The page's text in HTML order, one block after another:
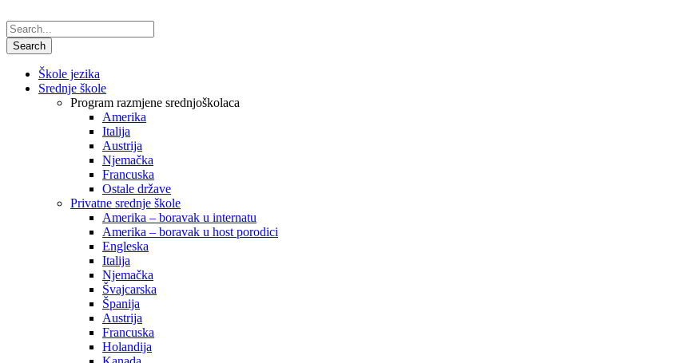
Škole jezika
Srednje škole
Program razmjene srednjoškolaca
Amerika
Italija
Austrija
Njemačka
Francuska
Ostale države
Privatne srednje škole
Amerika – boravak u internatu
Amerika – boravak u host porodici
Engleska
Italija
Njemačka
Švajcarska
Španija
Austrija
Francuska
Holandija